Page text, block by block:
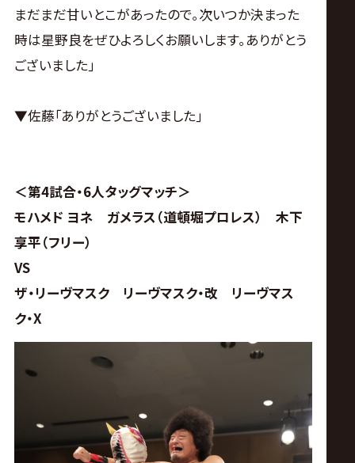
まだまだ甘いとこがあったので｡次いつか決まった
時は星野良をぜひよろしくお願いします｡ありがとう
ございました｣
▼佐藤｢ありがとうございました｣
＜第4試合・6人タッグマッチ＞
モハメド ヨネ ガメラス（道頓堀プロレス） 木下
享平（フリー）
VS
ザ・リーヴマスク リーヴマスク・改 リーヴマス
ク・X